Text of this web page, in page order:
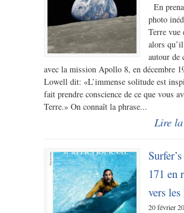
En
photo
Terre vue
alors
autour de
avec la mission Apollo 8, en décembre
Lowell dit: «L’immense solitude est
fait prendre conscience de ce que vous
Terre.» On connaît la phrase...
Lire
171 en
vers
20 février